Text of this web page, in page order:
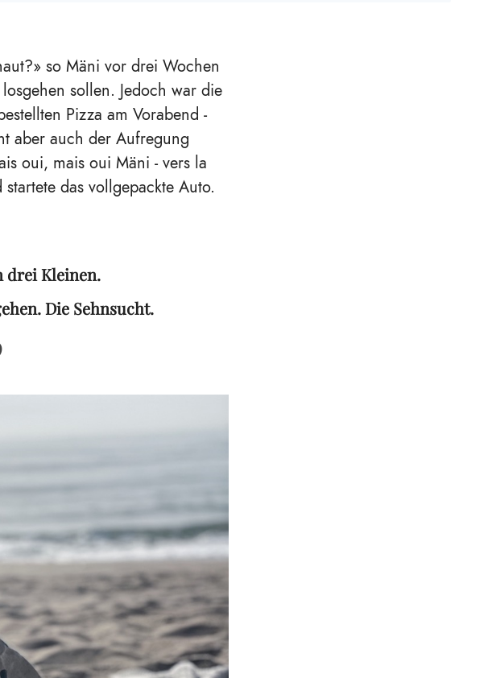
so Mäni vor drei Wochen
sollen. Jedoch war die
Pizza am Vorabend -
aber auch der Aufregung
oui, mais oui Mäni - vers la
das vollgepackte Auto.
drei Kleinen.
Die Sehnsucht.